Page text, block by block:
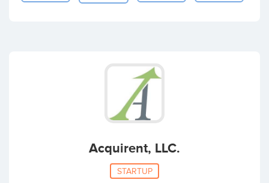
Acquirent, LLC.
STARTUP